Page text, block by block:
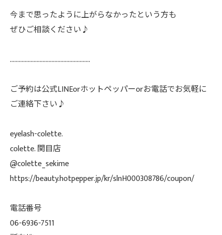
今まで思ったように上がらなかったという方も
ぜひご相談ください♪
......................................................
ご予約は公式LINEorホットペッパーorお電話でお気軽に
ご連絡下さい♪
eyelash-colette.
colette. 関目店
@colette_sekime
https://beauty.hotpepper.jp/kr/slnH000308786/coupon/
電話番号
06-6936-7511